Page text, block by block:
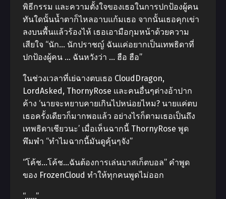
พิธีกรรม และความตั้งใจของเธอในการปกป้องผู้คน
ทันใดนั้นน้ำตาก็ไหลอาบแก้มเธอ จากนั้นเธอคุกเข่า
ลงบนพื้นแล้วร้องไห้ เธอเอามือกุมหน้าด้วยความ
เสียใจ “นัก… นักปราชญ์ ฉันแค่อยากเป็นเทพธิดาที่
ปกป้องผู้คน … ฉันหวังว่า … ฮือ ฮือ”
ในช่วงเวลาที่เย่ฉางตบเธอ CloudDragon,
LordAsked, ThornyRose และคนอื่นๆต่างอ้าปาก
ค้าง ‘นายจะหยาบคายเกินไปหน่อยไหม? นายแค่ตบ
เธอครั้งเดียวก็มากพอแล้ว อย่างไรก็ตามเธอเป็นถึง
เทพธิดาเชียวนะ’ เมื่อเห็นฉากนี้ ThornyRose พูด
พึมพำ “ทำไมฉากนี้มันดูคุ้นๆจัง”
“โค้ช…โค้ช…ฉันต้องการเล่นบาสเก็ตบอล” คำพูด
ของ FrozenCloud ทำให้ทุกคนพูดไม่ออก
“……”